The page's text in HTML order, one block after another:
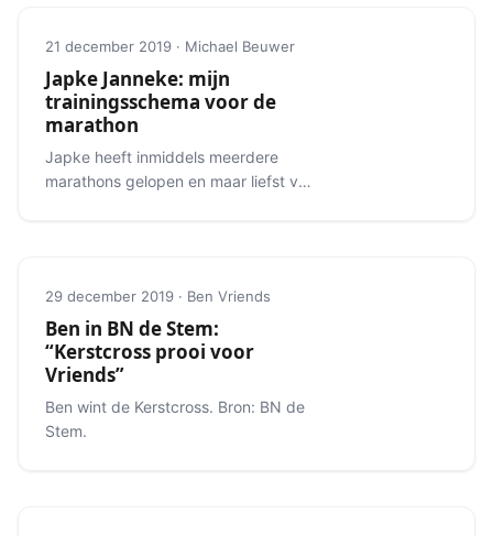
21 december 2019 · Michael Beuwer
Japke Janneke: mijn
trainingsschema voor de
marathon
Japke heeft inmiddels meerdere
marathons gelopen en maar liefst vijf
29 december 2019 · Ben Vriends
Ben in BN de Stem:
“Kerstcross prooi voor
Vriends”
Ben wint de Kerstcross. Bron: BN de
Stem.